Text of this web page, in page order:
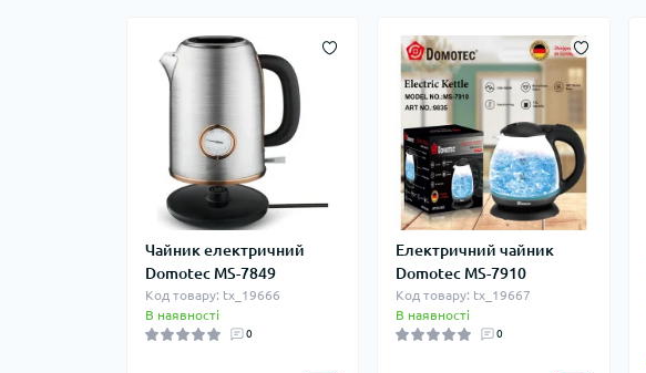
Чайник електричний
Domotec MS-7849
Код товару: tx_19666
В наявності
0
Електричний чайник
Domotec MS-7910
Код товару: tx_19667
В наявності
0